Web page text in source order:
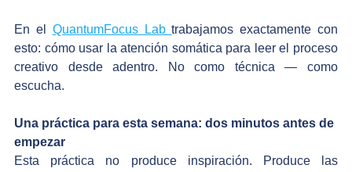
En el QuantumFocus Lab trabajamos exactamente con
esto: cómo usar la atención somática para leer el proceso
creativo desde adentro. No como técnica — como
escucha.
Una práctica para esta semana: dos minutos antes de
empezar
Esta práctica no produce inspiración. Produce las